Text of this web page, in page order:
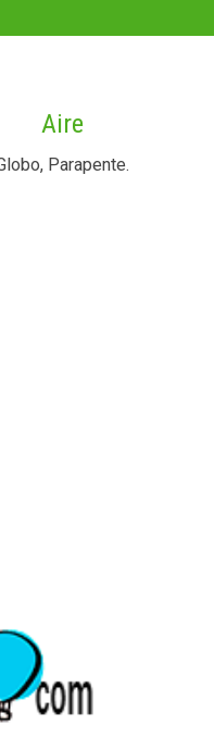
Aire
Parapente.